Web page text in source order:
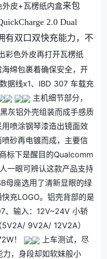
皮+瓦楞纸内盒来包
2.0 Dual
有双口双快充能力，不
彩色外皮再打开瓦楞纸
绵包裹着确保安全，开
据线x1、IBD 307 车载充
主机细节部分，
灰铝外壳组装而成手感质
喷涂钢琴漆造出镜面效
砂再电镀而成，主要信
标下是醒目的Qualcomm
一眼可辨认这款产品支持
母座选用了清新显眼的绿
充LOGO。铝壳背部的是
、输入：12V~24V 小轿
9V2A/ 12V2A）
！
上车测试，尽
，身段却如软妹般小